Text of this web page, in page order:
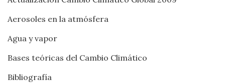
Aerosoles en la atmósfera
Agua y vapor
Bases teóricas del Cambio Climático
Bibliografía